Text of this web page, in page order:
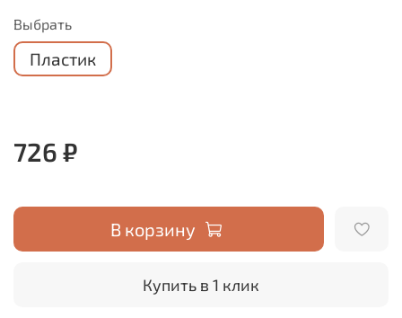
Выбрать
Пластик
726 ₽
В корзину
Купить в 1 клик